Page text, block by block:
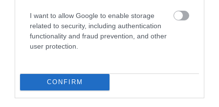
I want to allow Google to enable storage
related to security, including authentication
functionality and fraud prevention, and other
user protection.
CONFIRM
FOGYASZTÓVÉDELEM
azonnal bezáratta